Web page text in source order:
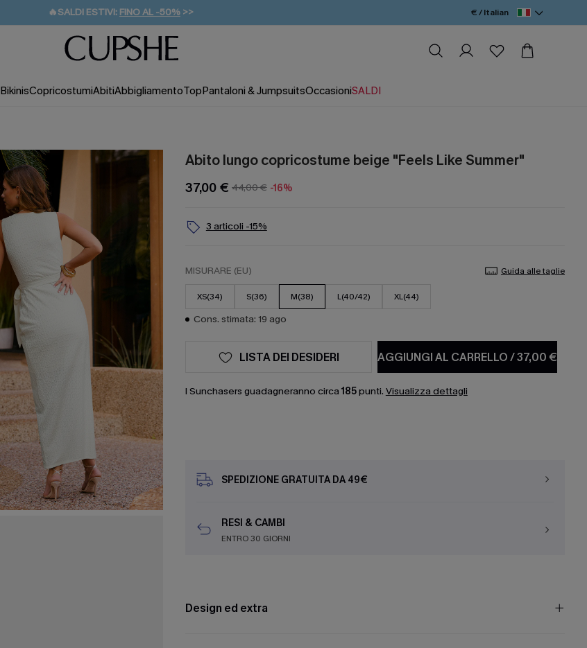
🔥SALDI ESTIVI: FINO AL -50% >>
🚚SPEDIZIONE GRATUITA DA 49€
💌REGALO PER I NUOVI: 20% DI SCONTO*
€ / Italian
BikinisCopricostumiAbitiAbbigliamentoTopPantaloni & JumpsuitsOccasioniSALDI
Abito lungo copricostume beige "Feels Like Summer"
37,00 € 44,00 € -16%
3 articoli -15%
MISURARE (EU) Guida alle taglie
XS(34) S(36) M(38) L(40/42) XL(44)
Cons. stimata: 19 ago
AGGIUNGI AL CARRELLO/37,00 €
LISTA DEI DESIDERI
I Sunchasers guadagneranno circa 185punti. Visualizza dettagli
SPEDIZIONE GRATUITA DA 49€
RESI & CAMBI
ENTRO 30 GIORNI
Design ed extra